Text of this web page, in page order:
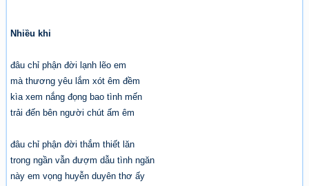
Nhiều khi
đâu chỉ phận đời lạnh lẽo em
mà thương yêu lắm xót êm đềm
kìa xem nắng đọng bao tình mến
trải đến bên người chút ấm êm
đâu chỉ phận đời thắm thiết lăn
trong ngần vẫn đượm dẫu tình ngăn
này em vọng huyễn duyên thơ ấy